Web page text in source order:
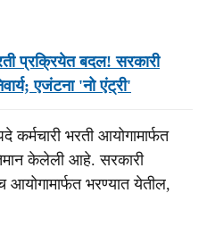
प्रक्रियेत बदल! सरकारी
एजंटना 'नो एंट्री'
कर्मचारी भरती आयोगामार्फत
केलेली आहे. सरकारी
आयोगामार्फत भरण्‍यात येतील,